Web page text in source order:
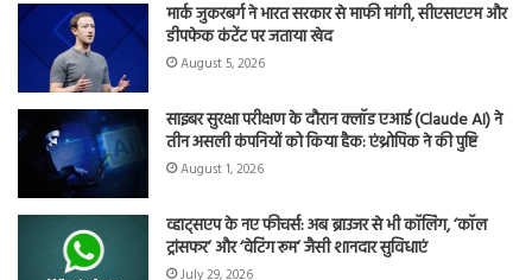
मार्क जुकरबर्ग ने भारत सरकार से माफी मांगी, सीएसएएम और
डीपफेक कंटेंट पर जताया खेद
August 5, 2026
साइबर सुरक्षा परीक्षण के दौरान क्लॉड एआई (Claude AI) ने
तीन असली कंपनियों को किया हैक: एंथ्रोपिक ने की पुष्टि
August 1, 2026
व्हाट्सएप के नए फीचर्स: अब ब्राउजर से भी कॉलिंग, ‘कॉल
ट्रांसफर’ और ‘वेटिंग रूम’ जैसी शानदार सुविधाएं
July 29, 2026